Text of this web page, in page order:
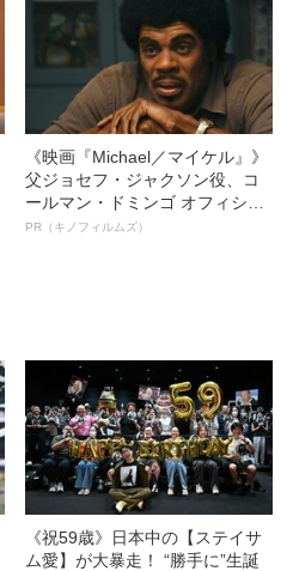
《映画『Michael／マイケル』》
父ジョセフ・ジャクソン役、コ
ールマン・ドミンゴ オフィシャ
ルインタビュー“観客を魅了した
PR（キノフィルムズ）
《祝59歳》日本中の【ステイサ
ム愛】が大暴走！ “勝手に”生誕